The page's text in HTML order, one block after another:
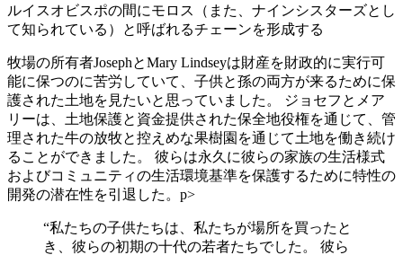
ルイスオビスポの間にモロス（また、ナインシスターズとし
て知られている）と呼ばれるチェーンを形成する
牧場の所有者JosephとMary Lindseyは財産を財政的に実行可
能に保つのに苦労していて、子供と孫の両方が来るために保
護された土地を見たいと思っていました。 ジョセフとメア
リーは、土地保護と資金提供された保全地役権を通じて、管
理された牛の放牧と控えめな果樹園を通じて土地を働き続け
ることができました。 彼らは永久に彼らの家族の生活様式
およびコミュニティの生活環境基準を保護するために特性の
開発の潜在性を引退した。p>
“私たちの子供たちは、私たちが場所を買ったと
き、彼らの初期の十代の若者たちでした。 彼ら